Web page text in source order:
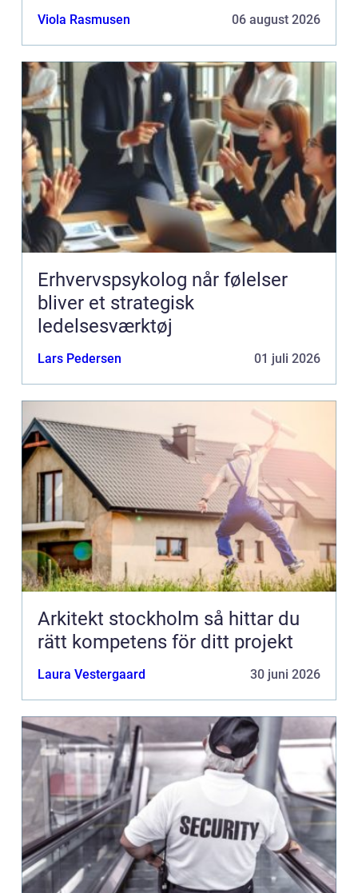
Viola Rasmusen 06 august 2026
Erhvervspsykolog når følelser
bliver et strategisk
ledelsesværktøj
Lars Pedersen 01 juli 2026
Arkitekt stockholm så hittar du
rätt kompetens för ditt projekt
Laura Vestergaard 30 juni 2026